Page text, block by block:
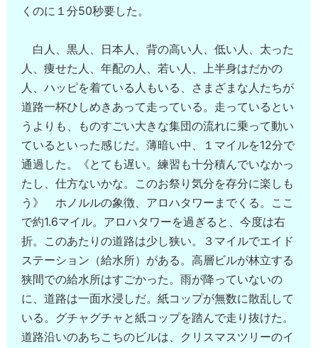
くのに１分50秒要した。
白人、黒人、日本人、背の高い人、低い人、太った
人、痩せた人、年配の人、若い人、上半身はだかの
人、ハッピを着ている人もいる、さまざまな人たちが
道路一杯ひしめきあって走っている。走っているとい
うよりも、ものすごい大きな集団の流れに乗って動い
ているといった感じだ。薄暗い中、１マイルを12分で
通過した。《とても遅い。練習も十分積んでいなかっ
たし、仕方ないかな。このお祭り気分を存分に楽しも
う》 ホノルルの象徴、アロハタワーまでくる。ここ
で約1.6マイル。アロハタワーを過ぎると、今度は右
折。このあたりの道路は少し狭い。３マイルでエイド
ステーション（給水所）がある。高層ビルが林立する
狭間での給水所はすごかった。雨が降っていないの
に、道路は一面水浸しだ。紙コップが無数に散乱して
いる。グチャグチャと紙コップを踏んで走り抜けた。
道路沿いのあちこちのビルは、クリスマスツリーのイ